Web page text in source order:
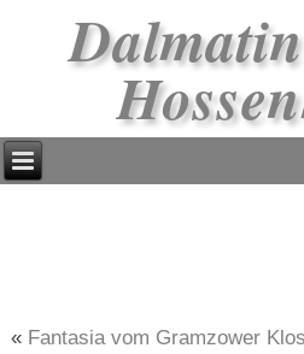
« Fantasia vom Gramzower